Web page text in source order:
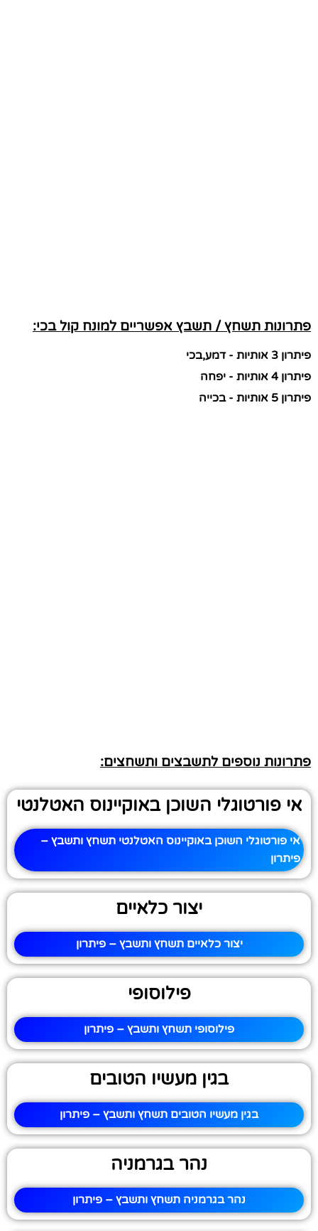
פתרונות תשחץ / תשבץ אפשריים למונח קול בכי:
פיתרון 3 אותיות - דמע,בכי
פיתרון 4 אותיות - יפחה
פיתרון 5 אותיות - בכייה
פתרונות נוספים לתשבצים ותשחצים:
אי פורטוגלי השוכן באוקיינוס האטלנטי
אי פורטוגלי השוכן באוקיינוס האטלנטי תשחץ ותשבץ –
פיתרון
יצור כלאיים
יצור כלאיים תשחץ ותשבץ – פיתרון
פילוסופי
פילוסופי תשחץ ותשבץ – פיתרון
בגין מעשיו הטובים
בגין מעשיו הטובים תשחץ ותשבץ – פיתרון
נהר בגרמניה
נהר בגרמניה תשחץ ותשבץ – פיתרון